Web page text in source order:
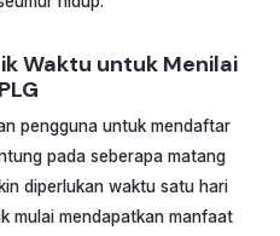
Waktu untuk Menilai
pengguna untuk mendaftar
pada seberapa matang
diperlukan waktu satu hari
mulai mendapatkan manfaat